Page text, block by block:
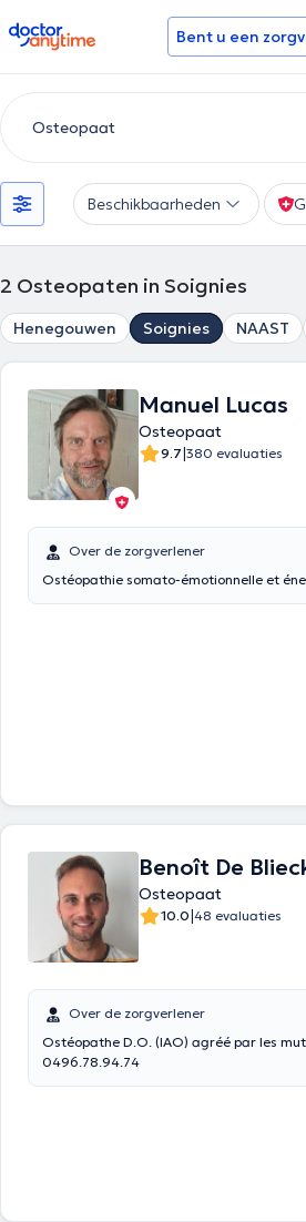
doctoranytime Bent u een
Beschikbaarheden
2 Osteopaten in Soignies
Henegouwen Soignies NAAST
Manuel Lucas
Osteopaat
9.7|380 evaluaties
Over de zorgverlener
Ostéopathie somato-émotionnelle et
Benoît De
Osteopaat
10.0|48 evaluaties
Over de zorgverlener
Ostéopathe D.O. (IAO) agréé par les mutuelles. Pour une urgence me contacter au
0496.78.94.74